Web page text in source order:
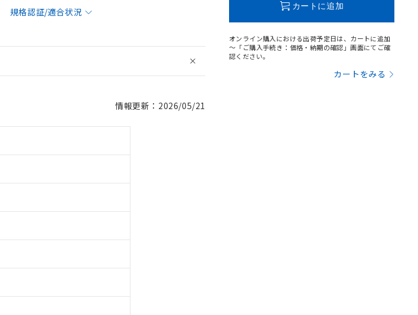
規格認証/適合状況
情報更新：2026/05/21
カートに追加
オンライン購入における出荷予定日は、カートに追加
～「ご購入手続き：価格・納期の確認」画面にてご確
認ください。
カートをみる